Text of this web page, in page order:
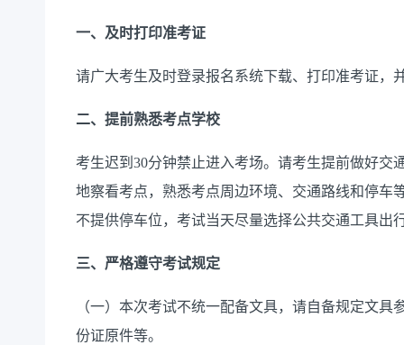
一、及时打印准考证
请广大考生及时登录报名系统下载、打印准考证，
二、提前熟悉考点学校
考生迟到30分钟禁止进入考场。请考生提前做好
地察看考点，熟悉考点周边环境、交通路线和停车
不提供停车位，考试当天尽量选择公共交通工具出
三、严格遵守考试规定
（一）本次考试不统一配备文具，请自备规定文
份证原件等。